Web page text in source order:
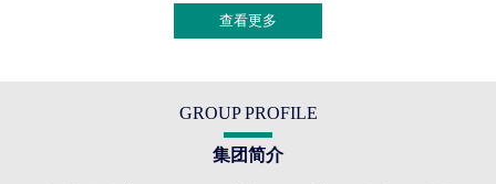
查看更多
GROUP PROFILE
集团简介